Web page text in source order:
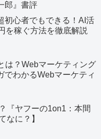
郎』書評
初心者でもできる！AI活
を稼ぐ方法を徹底解説
は？Webマーケティング
でわかるWebマーケティ
『ヤフーの1on1：本間
なに？】